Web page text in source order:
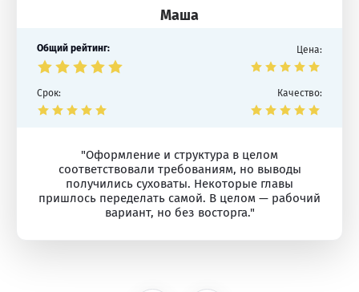
Маша
Общий рейтинг: Цена:
Срок: Качество:
"Оформление и структура в целом
соответствовали требованиям, но выводы
получились суховаты. Некоторые главы
пришлось переделать самой. В целом — рабочий
вариант, но без восторга."